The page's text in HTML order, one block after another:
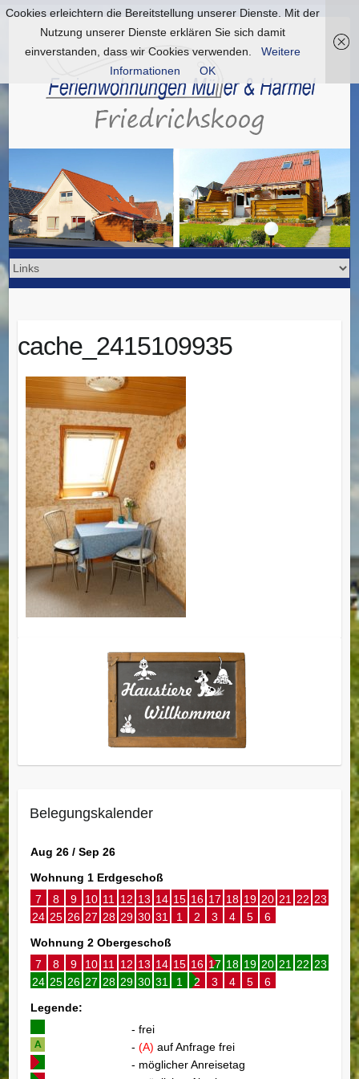
cache_2415109935
Belegungskalender
Aug 26 / Sep 26
Wohnung 1 Erdgeschoß
7
8 9 10 11 12 13 14 15 16 17 18 19 20 21 22 23
24 25 26 27 28 29 30 31 1 2 3 4 5
6
Wohnung 2 Obergeschoß
7
8 9 10 11 12 13 14 15 16 17 18 19 20 21 22 23
24 25 26 27 28 29 30 31 1 2 3 4 5
6
Legende:
- frei
-(A) auf Anfrage frei
- möglicher Anreisetag
Cookies erleichtern die Bereitstellung unserer Dienste. Mit der
Nutzung unserer Dienste erklären Sie sich damit
einverstanden, dass wir Cookies verwenden.
Weitere
Informationen
OK